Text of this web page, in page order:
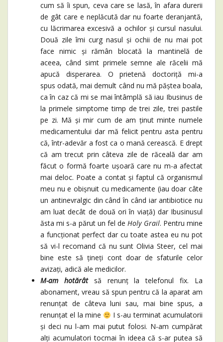
cum să îi spun, ceva care se lasă, în afara durerii
de gât care e neplăcută dar nu foarte deranjantă,
cu lăcrimarea excesivă a ochilor și cursul nasului.
Două zile îmi curg nasul și ochii de nu mai pot
face nimic și rămân blocată la mantinelă de
aceea, când simt primele semne ale răcelii mă
apucă disperarea. O prietenă doctoriță mi-a
spus odată, mai demult când nu mă păștea boala,
ca în caz că mi se mai întâmplă să iau Ibusinus de
la primele simptome timp de trei zile, trei pastile
pe zi. Mă și mir cum de am ținut minte numele
medicamentului dar mă felicit pentru asta pentru
că, într-adevăr a fost ca o mană cerească. E drept
că am trecut prin câteva zile de răceală dar am
făcut o formă foarte ușoară care nu m-a afectat
mai deloc. Poate a contat și faptul că organismul
meu nu e obișnuit cu medicamente (iau doar câte
un antinevralgic din când în când iar antibiotice nu
am luat decât de două ori în viață) dar Ibusinusul
ăsta mi s-a părut un fel deHoly Grail. Pentru mine
a funcționat perfect dar cu toate astea eu nu pot
să vi-l recomand că nu sunt Olivia Steer, cel mai
bine este să țineți cont doar de sfaturile celor
avizați, adică ale medicilor.
M-am hotărât
să renunț la telefonul fix. La
abonament, vreau să spun pentru că la aparat am
renunțat de câteva luni sau, mai bine spus, a
renunțat el la mine
I s-au terminat acumulatorii
și deci nu l-am mai putut folosi. N-am cumpărat
alți acumulatori tocmai în ideea că s-ar putea să